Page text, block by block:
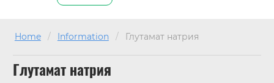
Home / Information / Глутамат натрия
Глутамат натрия